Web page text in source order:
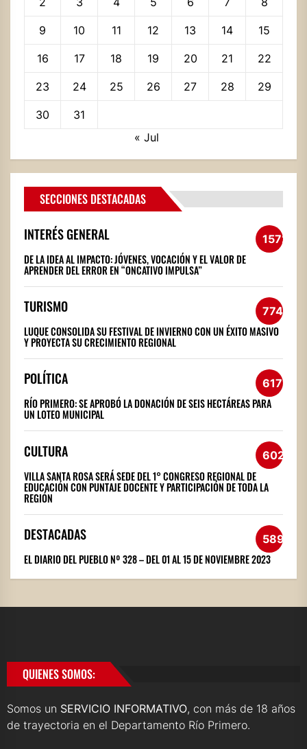
9 10 11 12 13 14 15
16 17 18 19 20 21 22
23 24 25 26 27 28 29
30
31
« Jul
SECCIONES DESTACADAS
INTERÉS GENERAL 1572
DE LA IDEA AL IMPACTO: JÓVENES, VOCACIÓN Y EL VALOR DE
APRENDER DEL ERROR EN “ONCATIVO IMPULSA”
TURISMO 774
LUQUE CONSOLIDA SU FESTIVAL DE INVIERNO CON UN ÉXITO MASIVO
Y PROYECTA SU CRECIMIENTO REGIONAL
POLÍTICA 617
RÍO PRIMERO: SE APROBÓ LA DONACIÓN DE SEIS HECTÁREAS PARA
UN LOTEO MUNICIPAL
CULTURA 602
VILLA SANTA ROSA SERÁ SEDE DEL 1° CONGRESO REGIONAL DE
EDUCACIÓN CON PUNTAJE DOCENTE Y PARTICIPACIÓN DE TODA LA
REGIÓN
DESTACADAS 589
EL DIARIO DEL PUEBLO Nº 328 – DEL 01 AL 15 DE NOVIEMBRE 2023
QUIENES SOMOS:
Somos un SERVICIO INFORMATIVO, con más de 18 años
de trayectoria en el Departamento Río Primero.